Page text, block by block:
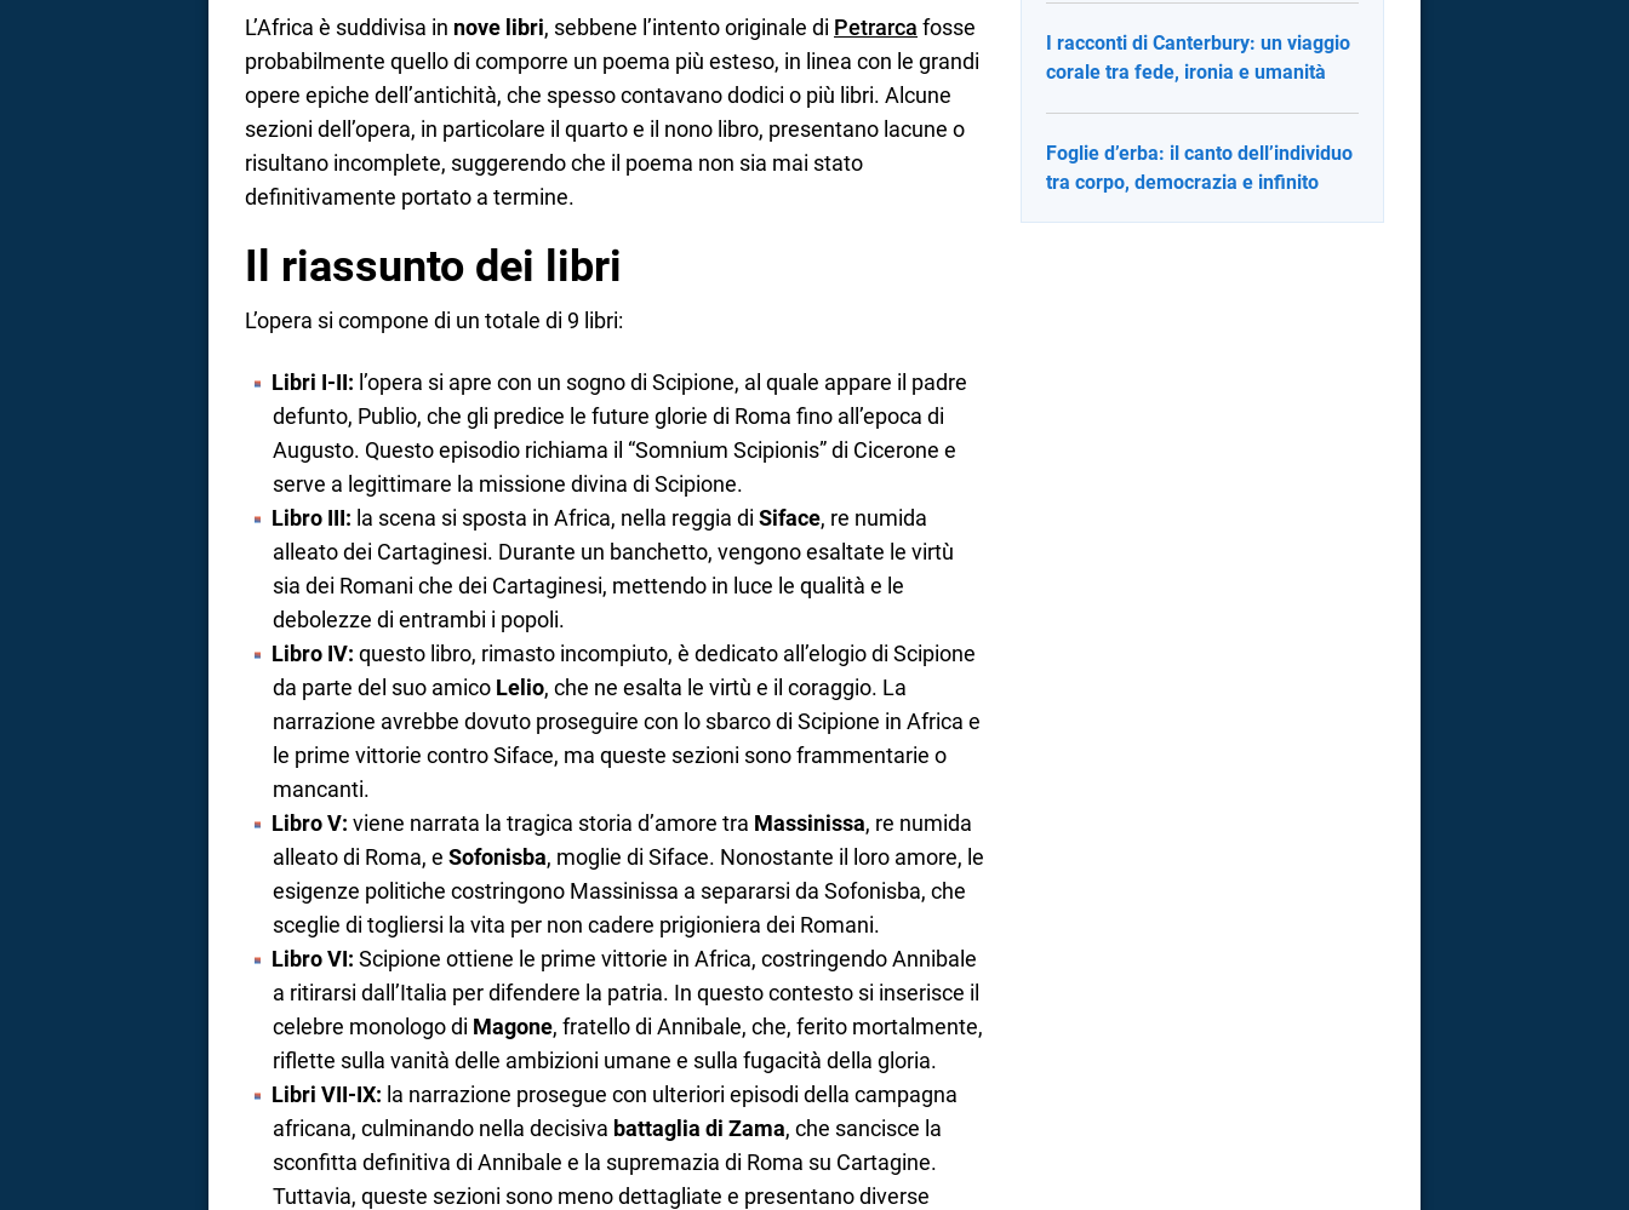
L’Africa è suddivisa in nove libri, sebbene l’intento originale di Petrarca fosse
probabilmente quello di comporre un poema più esteso, in linea con le grandi
opere epiche dell’antichità, che spesso contavano dodici o più libri. Alcune
sezioni dell’opera, in particolare il quarto e il nono libro, presentano lacune o
risultano incomplete, suggerendo che il poema non sia mai stato
definitivamente portato a termine.
Il riassunto dei libri
L’opera si compone di un totale di 9 libri:
Libri I-II: l’opera si apre con un sogno di Scipione, al quale appare il padre
defunto, Publio, che gli predice le future glorie di Roma fino all’epoca di
Augusto. Questo episodio richiama il “Somnium Scipionis” di Cicerone e
serve a legittimare la missione divina di Scipione.
Libro III: la scena si sposta in Africa, nella reggia di Siface, re numida
alleato dei Cartaginesi. Durante un banchetto, vengono esaltate le virtù
sia dei Romani che dei Cartaginesi, mettendo in luce le qualità e le
debolezze di entrambi i popoli.
Libro IV: questo libro, rimasto incompiuto, è dedicato all’elogio di Scipione
da parte del suo amico Lelio, che ne esalta le virtù e il coraggio. La
narrazione avrebbe dovuto proseguire con lo sbarco di Scipione in Africa e
le prime vittorie contro Siface, ma queste sezioni sono frammentarie o
mancanti.
Libro V: viene narrata la tragica storia d’amore tra Massinissa, re numida
alleato di Roma, e Sofonisba, moglie di Siface. Nonostante il loro amore, le
esigenze politiche costringono Massinissa a separarsi da Sofonisba, che
sceglie di togliersi la vita per non cadere prigioniera dei Romani.
Libro VI: Scipione ottiene le prime vittorie in Africa, costringendo Annibale
a ritirarsi dall’Italia per difendere la patria. In questo contesto si inserisce il
celebre monologo di Magone, fratello di Annibale, che, ferito mortalmente,
riflette sulla vanità delle ambizioni umane e sulla fugacità della gloria.
Libri VII-IX: la narrazione prosegue con ulteriori episodi della campagna
africana, culminando nella decisiva battaglia di Zama, che sancisce la
sconfitta definitiva di Annibale e la supremazia di Roma su Cartagine.
Tuttavia, queste sezioni sono meno dettagliate e presentano diverse
I racconti di Canterbury: un viaggio
corale tra fede, ironia e umanità
Foglie d’erba: il canto dell’individuo
tra corpo, democrazia e infinito